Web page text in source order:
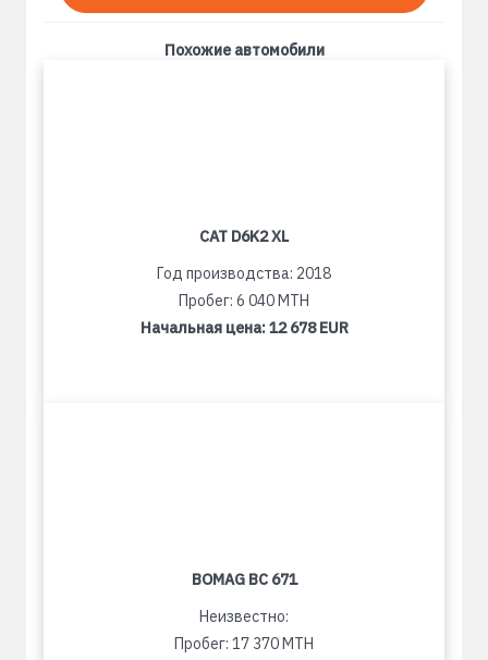
Похожие автомобили
CAT D6K2 XL
Год производства: 2018
Пробег: 6 040 MTH
Начальная цена:12 678 EUR
BOMAG BC 671
Неизвестно:
Пробег: 17 370 MTH